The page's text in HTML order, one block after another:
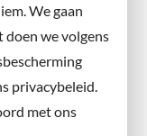
We gaan
doen we volgens
privacybeleid.
met ons